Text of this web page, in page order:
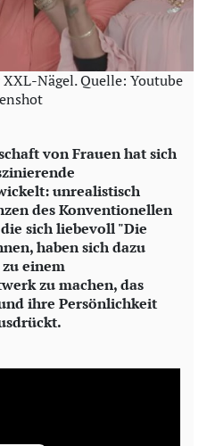
Nägel. Quelle: Youtube
von Frauen hat sich
unrealistisch
des Konventionellen
sich liebevoll "Die
haben sich dazu
einem
zu machen, das
ihre Persönlichkeit